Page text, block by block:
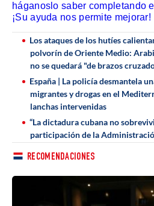
háganoslo saber completando
¡Su ayuda nos permite mejorar!
Los ataques de los hutíes
polvorín de Oriente Medio:
no se quedará "de brazos
España | La policía desmantela
migrantes y drogas en el
lanchas intervenidas
“La dictadura cubana no
participación de la
RECOMENDACIONES